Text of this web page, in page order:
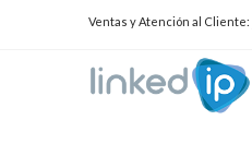
Ventas y Atención al Cliente: